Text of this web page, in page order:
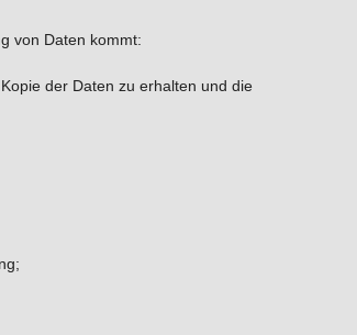
von Daten kommt:
der Daten zu erhalten und die